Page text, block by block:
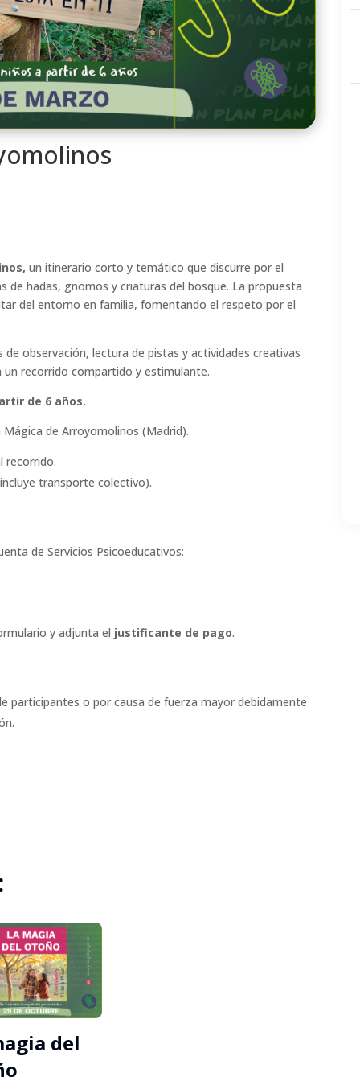
un itinerario corto y temático que discurre por el
hadas, gnomos y criaturas del bosque. La propuesta
del entorno en familia, fomentando el respeto por el
observación, lectura de pistas y actividades creativas
recorrido compartido y estimulante.
de 6 años.
de Arroyomolinos (Madrid).
recorrido.
transporte colectivo).
de Servicios Psicoeducativos:
y adjunta el justificante de pago.
participantes o por causa de fuerza mayor debidamente
del